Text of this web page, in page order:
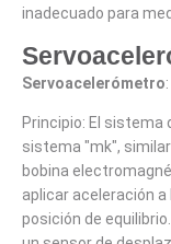
inadecuado para
Servoacelerómetro:
Principio: El sistema
sistema "mk",
bobina
aplicar aceleración a
posición de